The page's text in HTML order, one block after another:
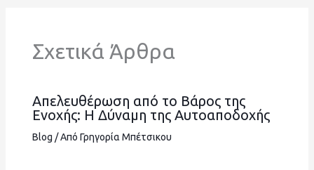
Σχετικά Άρθρα
Απελευθέρωση από το Βάρος της
Ενοχής: Η Δύναμη της Αυτοαποδοχής
Blog / Από Γρηγορία Μπέτσικου